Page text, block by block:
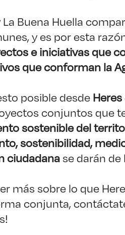
La Buena Huella
y es por esta
e iniciativas que
que conforman la
posible desde
conjuntos que
sostenible del
sostenibilidad,
ciudadanase darán de
más sobre lo que
conjunta,